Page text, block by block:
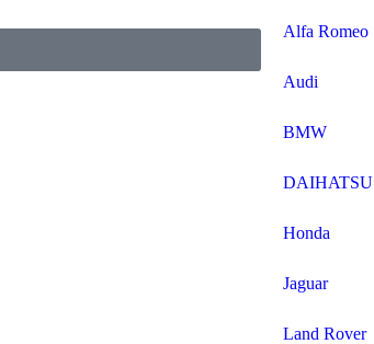
Alfa Romeo
Audi
BMW
DAIHATSU
Honda
Jaguar
Land Rover